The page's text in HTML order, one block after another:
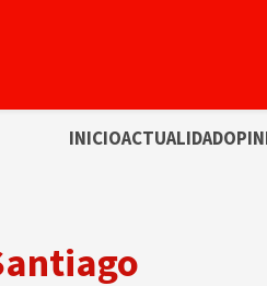
INICIOACTUALIDAD